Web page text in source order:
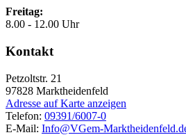
Freitag:
8.00 - 12.00 Uhr
Kontakt
Petzoltstr. 21
97828 Marktheidenfeld
Adresse auf Karte anzeigen
Telefon: 09391/6007-0
E-Mail: Info@VGem-